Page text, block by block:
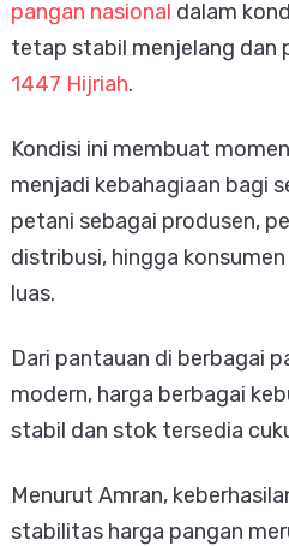
pangan nasional dalam
tetap stabil menjelang dan
1447 Hijriah.
Kondisi ini membuat
menjadi kebahagiaan bagi
petani sebagai produsen,
distribusi, hingga
luas.
Dari pantauan di berbagai
modern, harga berbagai
stabil dan stok tersedia
Menurut Amran,
stabilitas harga pangan